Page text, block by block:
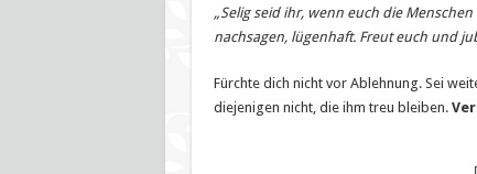
„Selig seid ihr, wenn euch die
nachsagen, lügenhaft. Freut euch und
Fürchte dich nicht vor Ablehnung. Sei
diejenigen nicht, die ihm treu bleiben.